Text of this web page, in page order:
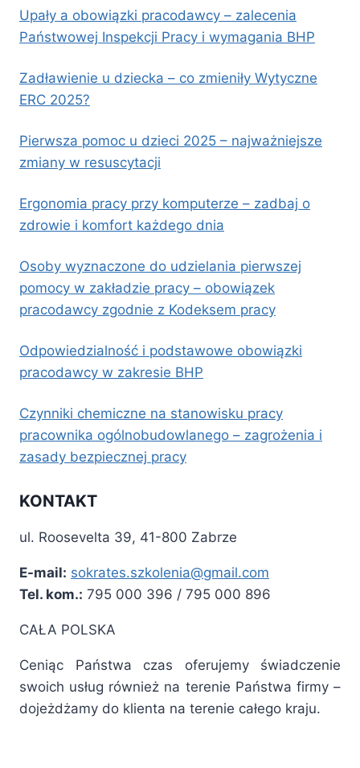
Upały a obowiązki pracodawcy – zalecenia
Państwowej Inspekcji Pracy i wymagania BHP
Zadławienie u dziecka – co zmieniły Wytyczne
ERC 2025?
Pierwsza pomoc u dzieci 2025 – najważniejsze
zmiany w resuscytacji
Ergonomia pracy przy komputerze – zadbaj o
zdrowie i komfort każdego dnia
Osoby wyznaczone do udzielania pierwszej
pomocy w zakładzie pracy – obowiązek
pracodawcy zgodnie z Kodeksem pracy
Odpowiedzialność i podstawowe obowiązki
pracodawcy w zakresie BHP
Czynniki chemiczne na stanowisku pracy
pracownika ogólnobudowlanego – zagrożenia i
zasady bezpiecznej pracy
KONTAKT
ul. Roosevelta 39, 41-800 Zabrze
E-mail: sokrates.szkolenia@gmail.com
Tel. kom.: 795 000 396 / 795 000 896
CAŁA POLSKA
Ceniąc Państwa czas oferujemy świadczenie
swoich usług również na terenie Państwa firmy –
dojeżdżamy do klienta na terenie całego kraju.